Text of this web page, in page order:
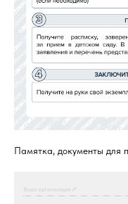
Памятка, документы для